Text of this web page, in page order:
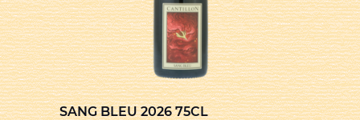
SANG BLEU 2026 75CL